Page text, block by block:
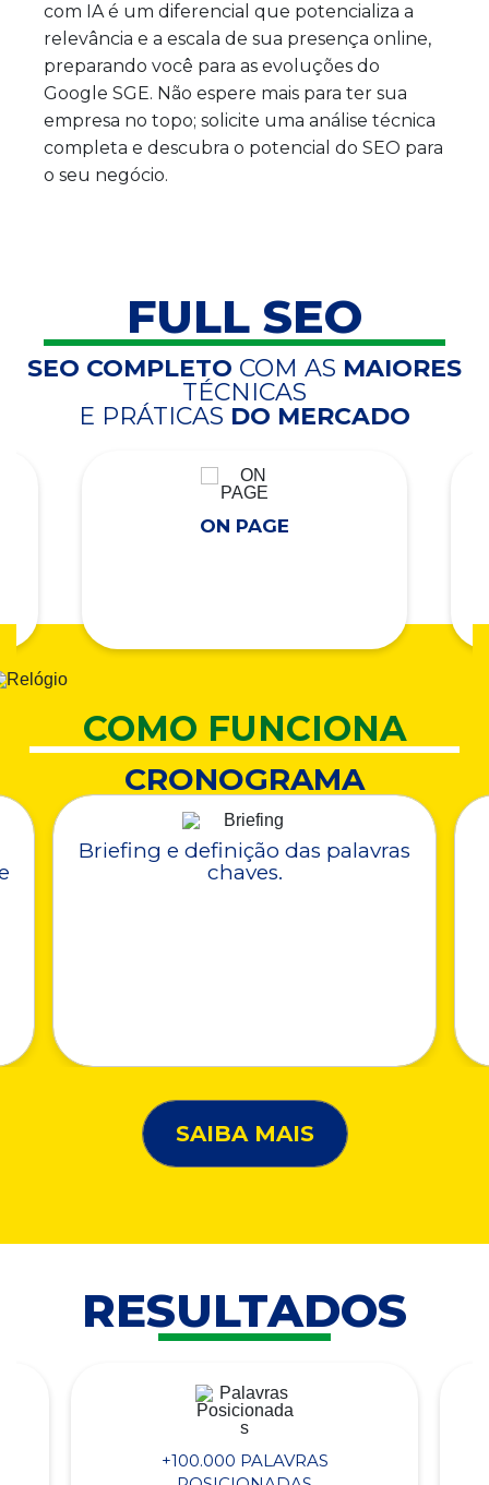
com IA é um diferencial que potencializa a
relevância e a escala de sua presença online,
preparando você para as evoluções do
Google SGE. Não espere mais para ter sua
empresa no topo; solicite uma análise técnica
completa e descubra o potencial do SEO para
o seu negócio.
FULL SEO
SEO COMPLETO COM AS MAIORES
TÉCNICAS
E PRÁTICAS DO MERCADO
ON PAGE
COMO FUNCIONA
CRONOGRAMA
Briefing e definição das palavras
chaves.
SAIBA MAIS
RESULTADOS
+100.000 PALAVRAS